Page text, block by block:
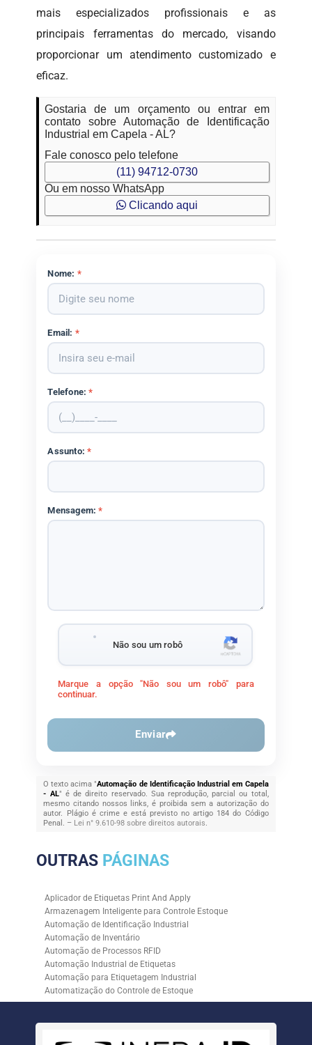
mais especializados profissionais e as
principais ferramentas do mercado, visando
proporcionar um atendimento customizado e
eficaz.
Gostaria de um orçamento ou entrar em
contato sobre Automação de Identificação
Industrial em Capela - AL?
Fale conosco pelo telefone
(11) 94712-0730
Ou em nosso WhatsApp
Clicando aqui
Nome: *
Email: *
Telefone:*
Assunto:*
Mensagem:*
Não sou um robô
Marque a opção "Não sou um robô" para
continuar.
Enviar
O texto acima "Automação de Identificação Industrial em Capela
- AL" é de direito reservado. Sua reprodução, parcial ou total,
mesmo citando nossos links, é proibida sem a autorização do
autor. Plágio é crime e está previsto no artigo 184 do Código
Penal. – Lei n° 9.610-98 sobre direitos autorais.
OUTRAS PÁGINAS
Aplicador de Etiquetas Print And Apply
Armazenagem Inteligente para Controle Estoque
Automação de Identificação Industrial
Automação de Inventário
Automação de Processos RFID
Automação Industrial de Etiquetas
Automação para Etiquetagem Industrial
Automatização do Controle de Estoque
Controle de Estoque com RFID